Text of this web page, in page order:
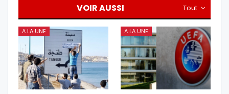
Tout
VOIR AUSSI
A LA UNE A LA UNE